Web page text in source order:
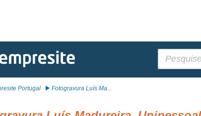
Portugal Fotogravura Luís Ma...